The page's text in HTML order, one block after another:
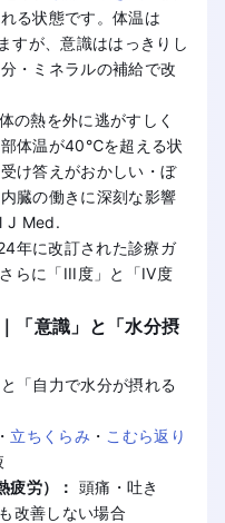
る状態です。体温は
が、意識ははっきりし
・ミネラルの補給で改
の熱を外に逃がすしく
体温が40℃を超える状
け答えがおかしい・ぼ
臓の働きに深刻な影響
J Med.
に改訂された診療ガ
らに「III度」と「IV度
「意識」と「水分摂
「自力で水分が摂れる
・ 立ちくらみ ・ こむら返り
疲労）： 頭痛・吐き
改善しない場合